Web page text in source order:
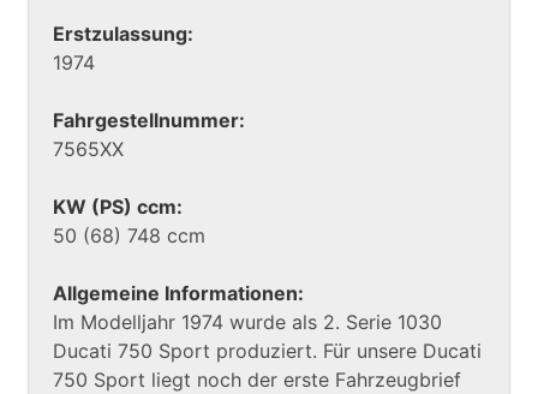
Erstzulassung:
1974
Fahrgestellnummer:
7565XX
KW (PS) ccm:
50 (68) 748 ccm
Allgemeine Informationen:
Im Modelljahr 1974 wurde als 2. Serie 1030
Ducati 750 Sport produziert. Für unsere Ducati
750 Sport liegt noch der erste Fahrzeugbrief